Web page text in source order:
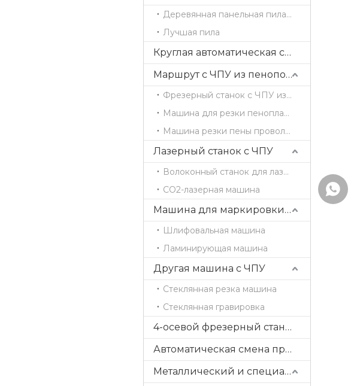
Деревянная панельная пила с раздвижным столом
Лучшая пила
Круглая автоматическая смена инструментов
Маршрут с ЧПУ из пенополистирола
Фрезерный станок с ЧПУ из пеноматериала / гравировальный станок
Машина для резки пенопласта с горячей проволокой
Машина резки пены проволоки
Лазерный станок с ЧПУ
Волоконный станок для лазерной резки
CO2-лазерная машина
Машина для маркировки деревянных дверей
Шлифовальная машина
Ламинирующая машина
Другая машина с ЧПУ
Стеклянная резка машина
Стеклянная гравировка
4-осевой фрезерный станок с ЧПУ ATC с поворотной головкой
Автоматическая смена прямых инструментов и пильного полотна
Металлический и специальный станок с ЧПУ